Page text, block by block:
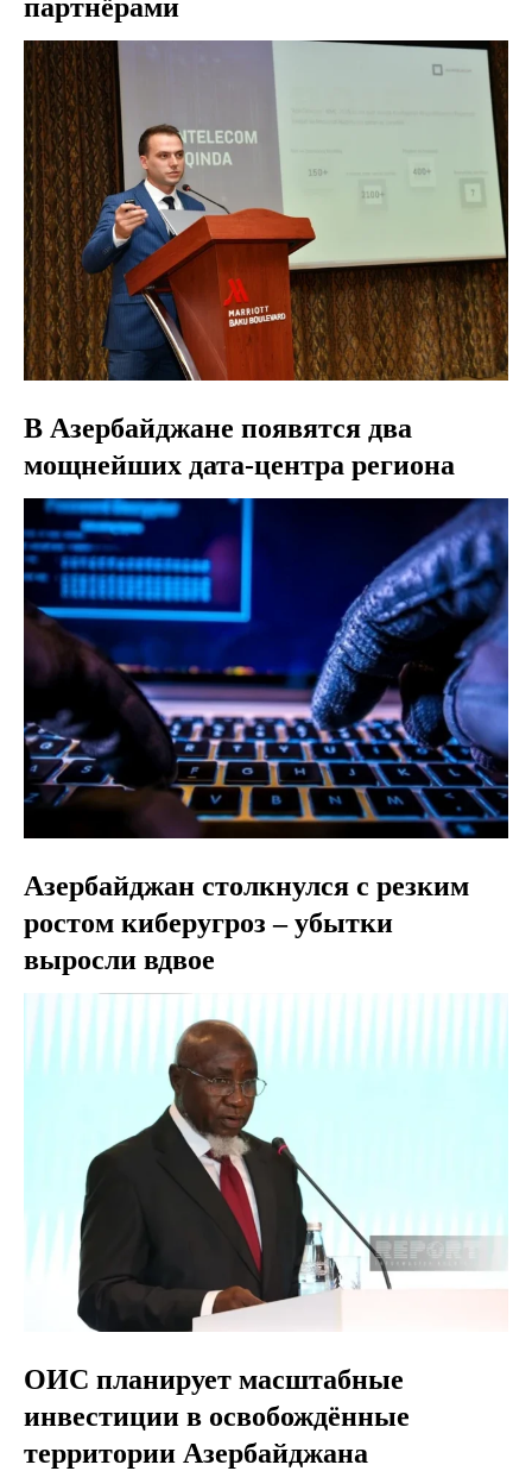
партнёрами
В Азербайджане появятся два
мощнейших дата-центра региона
Азербайджан столкнулся с резким
ростом киберугроз – убытки
выросли вдвое
ОИС планирует масштабные
инвестиции в освобождённые
территории Азербайджана